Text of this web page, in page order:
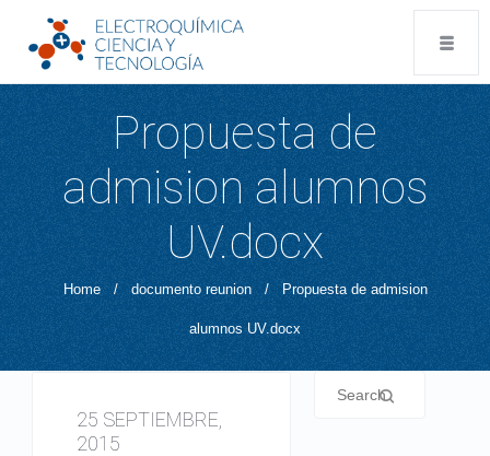
Propuesta de
admision alumnos
UV.docx
Home / documento reunion / Propuesta de admision
alumnos UV.docx
25 SEPTIEMBRE,
2015